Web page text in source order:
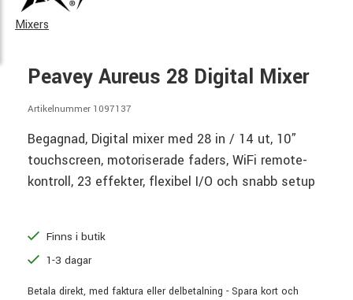
Mixers
Peavey Aureus 28 Digital Mixer
Artikelnummer 1097137
Begagnad, Digital mixer med 28 in / 14 ut, 10”
touchscreen, motoriserade faders, WiFi remote-
kontroll, 23 effekter, flexibel I/O och snabb setup
Finns i butik
1-3 dagar
Betala direkt, med faktura eller delbetalning - Spara kort och